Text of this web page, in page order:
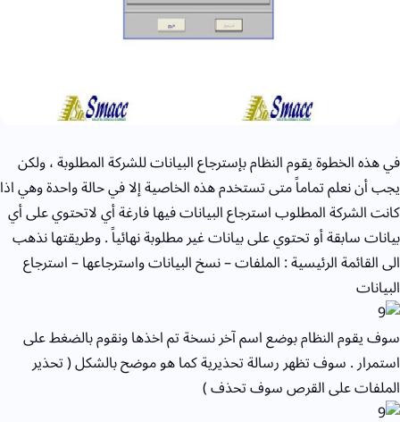
في هذه الخطوة يقوم النظام بإسترجاع البيانات للشركة المطلوبة ، ولكن
يجب أن نعلم تماماً متى تستخدم هذه الخاصية إلا في حالة واحدة وهي اذا
كانت الشركة المطلوب استرجاع البيانات فيها فارغة أي لاتحتوي على أي
بيانات سابقة أو تحتوي على بيانات غير مطلوبة نهائياً . وطريقتها نذهب
الى القائمة الرئيسية : الملفات – نسخ البيانات واسترجاعها – استرجاع
البيانات
سوف يقوم النظام بوضع اسم آخر نسخة تم اخذها ونقوم بالضغط على
استمرار . سوف تظهر رسالة تحذيرية كما هو موضح بالشكل ( تحذير
الملفات على القرص سوف تحذف )